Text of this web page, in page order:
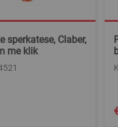
sperkatese, Claber,
me klik